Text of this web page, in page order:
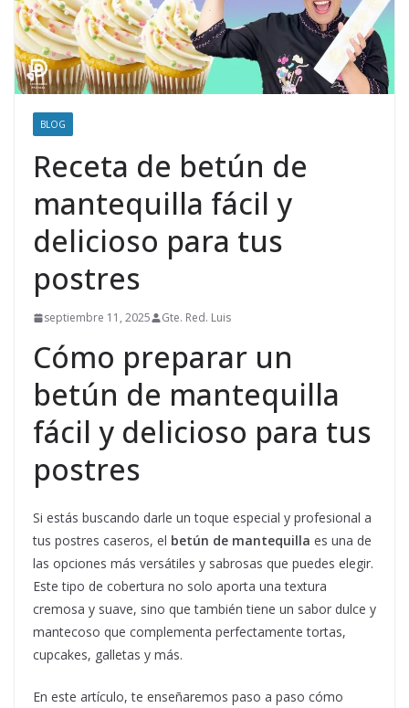
BLOG
Receta de betún de
mantequilla fácil y
delicioso para tus
postres
septiembre 11, 2025 Gte. Red. Luis
Cómo preparar un
betún de mantequilla
fácil y delicioso para tus
postres
Si estás buscando darle un toque especial y profesional a
tus postres caseros, el betún de mantequilla es una de
las opciones más versátiles y sabrosas que puedes elegir.
Este tipo de cobertura no solo aporta una textura
cremosa y suave, sino que también tiene un sabor dulce y
mantecoso que complementa perfectamente tortas,
cupcakes, galletas y más.
En este artículo, te enseñaremos paso a paso cómo